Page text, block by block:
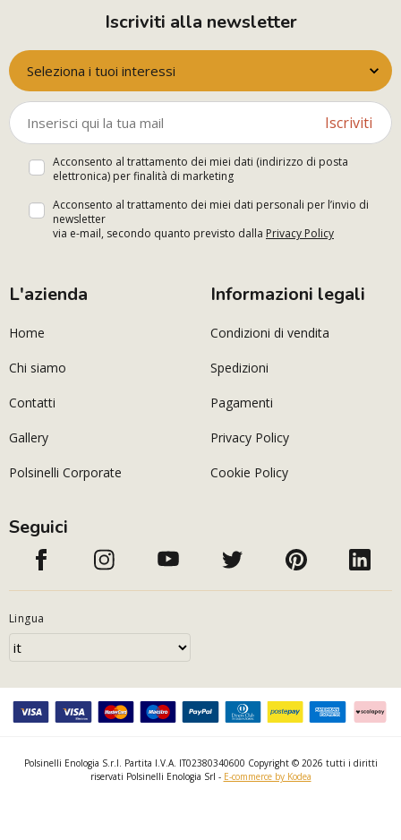
Iscriviti alla newsletter
Seleziona i tuoi interessi
Iscriviti
Acconsento al trattamento dei miei dati (indirizzo di posta
elettronica) per finalità di marketing
Acconsento al trattamento dei miei dati personali per l’invio di
newsletter
via e-mail, secondo quanto previsto dalla Privacy Policy
L'azienda
Home
Chi siamo
Contatti
Gallery
Polsinelli Corporate
Informazioni legali
Condizioni di vendita
Spedizioni
Pagamenti
Privacy Policy
Cookie Policy
Seguici
Lingua
Polsinelli Enologia S.r.l. Partita I.V.A. IT02380340600 Copyright © 2026 tutti i diritti
riservati Polsinelli Enologia Srl - E-commerce by Kodea